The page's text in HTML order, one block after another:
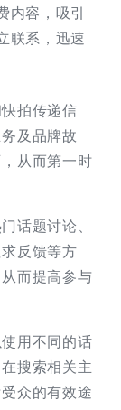
内容，吸引
联系，迅速
拍传递信
及品牌故
从而第一时
话题讨论、
反馈等方
而提高参与
用不同的话
搜索相关主
众的有效途